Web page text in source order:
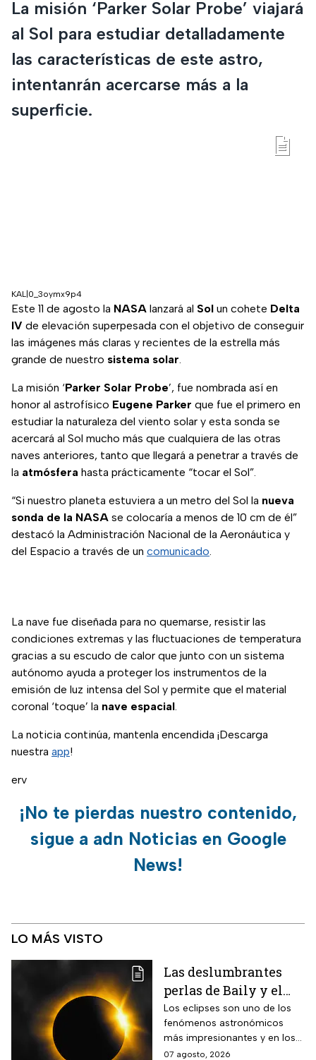
La misión ‘Parker Solar Probe’ viajará
al Sol para estudiar detalladamente
las características de este astro,
intentanrán acercarse más a la
superficie.
KAL|0_3oymx9p4
Este 11 de agosto la NASA lanzará al Sol un cohete Delta
IV de elevación superpesada con el objetivo de conseguir
las imágenes más claras y recientes de la estrella más
grande de nuestro sistema solar.
La misión ‘Parker Solar Probe’, fue nombrada así en
honor al astrofísico Eugene Parker que fue el primero en
estudiar la naturaleza del viento solar y esta sonda se
acercará al Sol mucho más que cualquiera de las otras
naves anteriores, tanto que llegará a penetrar a través de
la atmósfera hasta prácticamente “tocar el Sol”.
“Si nuestro planeta estuviera a un metro del Sol la nueva
sonda de la NASA se colocaría a menos de 10 cm de él”
destacó la Administración Nacional de la Aeronáutica y
del Espacio a través de un comunicado.
La nave fue diseñada para no quemarse, resistir las
condiciones extremas y las fluctuaciones de temperatura
gracias a su escudo de calor que junto con un sistema
autónomo ayuda a proteger los instrumentos de la
emisión de luz intensa del Sol y permite que el material
coronal ‘toque’ la nave espacial.
La noticia continúa, mantenla encendida ¡Descarga
nuestra app!
erv
¡No te pierdas nuestro contenido,
sigue a adn Noticias en Google
News!
LO MÁS VISTO
Las deslumbrantes
perlas de Baily y el
anillo de diamantes
que se verán en el
eclipse solar total
Los eclipses son uno de los
fenómenos astronómicos
más impresionantes y en los
próximos días habrá un
07 agosto, 2026